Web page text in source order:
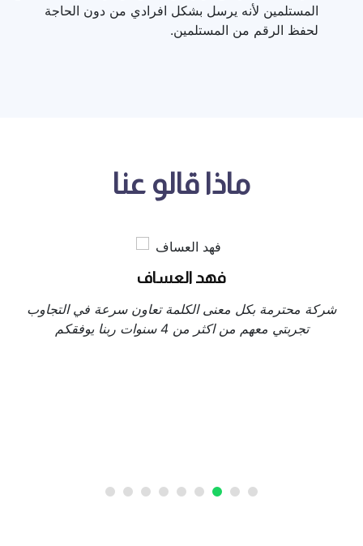
المستلمين لأنه يرسل بشكل افرادي من دون الحاجة
لحفظ الرقم من المستلمين.
ماذا قالو عنا
فهد العساف
شركة محترمة بكل معنى الكلمة تعاون سرعة في التجاوب
تجربتي معهم من اكثر من 4 سنوات ربنا يوفقكم